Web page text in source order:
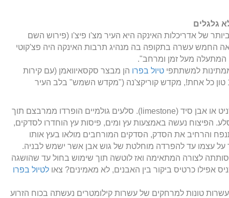
גלגלים
של אדריכלות האינקה היא העיר מצ'ו פיצ'ו (פירוש השם
החמש עשרה בתקופה בה מנהיג תרבות האינקה היה פצ'קוטי
המתעלה מעל זמן ומרחב".
למשתתפי טיול בפרו הן מבצר סקסאיוואמן (עם קירות
עשויים אבנים במשקל 90 - 120 טון כל אחת!, מקדש קוריקצ'נה ("מקדש השמש" בלב העיר
בני האינקה השתמשו בסלעי גרניט או אבן סיד (limestone). סלעים גולמיים הופרדו ממרבצם תוך
הפיצוח נעשה באמצעות עץ ומים, פיסות עץ הוחדרו לסדקים,
והרחיב את הסדק, הסדקים המורחבים מולאו בעץ אותו
על עצמו עד להפרדה מוחלטת של גוש אבן אשר ישמש לבניה.
סותתה לצורה המתאימה ואז לוטשה תוך שימוש בחול עד שהושגה
אפילו כרטיס ביקור בין האבנים, לא מאמינים? צאו לטיול בפרו
טונות למרחקים של עשרות קילומטרים נעשתה בכוח הזרוע